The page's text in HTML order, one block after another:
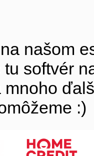
našom
softvér
mnoho
:)